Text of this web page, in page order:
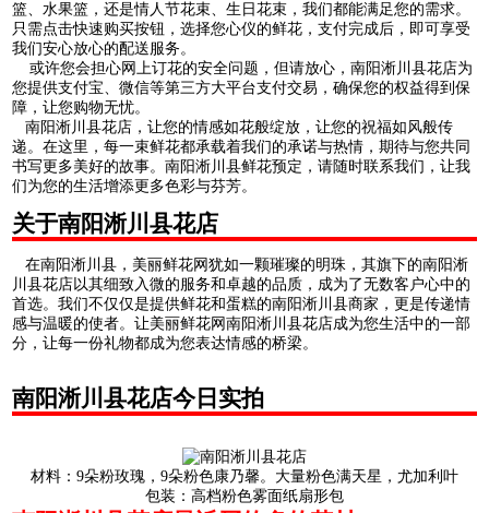
篮、水果篮，还是情人节花束、生日花束，我们都能满足您的需求。
只需点击快速购买按钮，选择您心仪的鲜花，支付完成后，即可享受
我们安心放心的配送服务。
或许您会担心网上订花的安全问题，但请放心，南阳淅川县花店为
您提供支付宝、微信等第三方大平台支付交易，确保您的权益得到保
障，让您购物无忧。
南阳淅川县花店，让您的情感如花般绽放，让您的祝福如风般传
递。在这里，每一束鲜花都承载着我们的承诺与热情，期待与您共同
书写更多美好的故事。南阳淅川县鲜花预定，请随时联系我们，让我
们为您的生活增添更多色彩与芬芳。
关于南阳淅川县花店
在南阳淅川县，美丽鲜花网犹如一颗璀璨的明珠，其旗下的南阳淅
川县花店以其细致入微的服务和卓越的品质，成为了无数客户心中的
首选。我们不仅仅是提供鲜花和蛋糕的南阳淅川县商家，更是传递情
感与温暖的使者。让美丽鲜花网南阳淅川县花店成为您生活中的一部
分，让每一份礼物都成为您表达情感的桥梁。
南阳淅川县花店今日实拍
材料：9朵粉玫瑰，9朵粉色康乃馨。大量粉色满天星，尤加利叶
包装：高档粉色雾面纸扇形包